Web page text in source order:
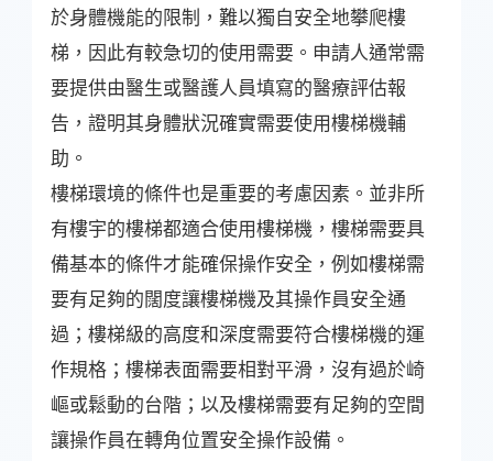
於身體機能的限制，難以獨自安全地攀爬樓
梯，因此有較急切的使用需要。申請人通常需
要提供由醫生或醫護人員填寫的醫療評估報
告，證明其身體狀況確實需要使用樓梯機輔
助。
樓梯環境的條件也是重要的考慮因素。並非所
有樓宇的樓梯都適合使用樓梯機，樓梯需要具
備基本的條件才能確保操作安全，例如樓梯需
要有足夠的闊度讓樓梯機及其操作員安全通
過；樓梯級的高度和深度需要符合樓梯機的運
作規格；樓梯表面需要相對平滑，沒有過於崎
嶇或鬆動的台階；以及樓梯需要有足夠的空間
讓操作員在轉角位置安全操作設備。